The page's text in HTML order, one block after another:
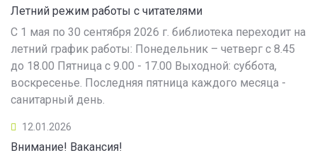
Летний режим работы с читателями
С 1 мая по 30 сентября 2026 г. библиотека переходит на
летний график работы: Понедельник – четверг с 8.45
до 18.00 Пятница с 9.00 - 17.00 Выходной: суббота,
воскресенье. Последняя пятница каждого месяца -
санитарный день.
12.01.2026
Внимание! Вакансия!